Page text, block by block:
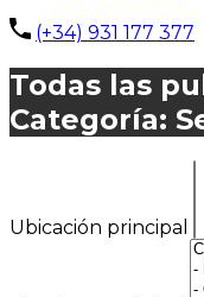
(+34) 931 177 377
Todas las
Categoría:
Ubicación principal